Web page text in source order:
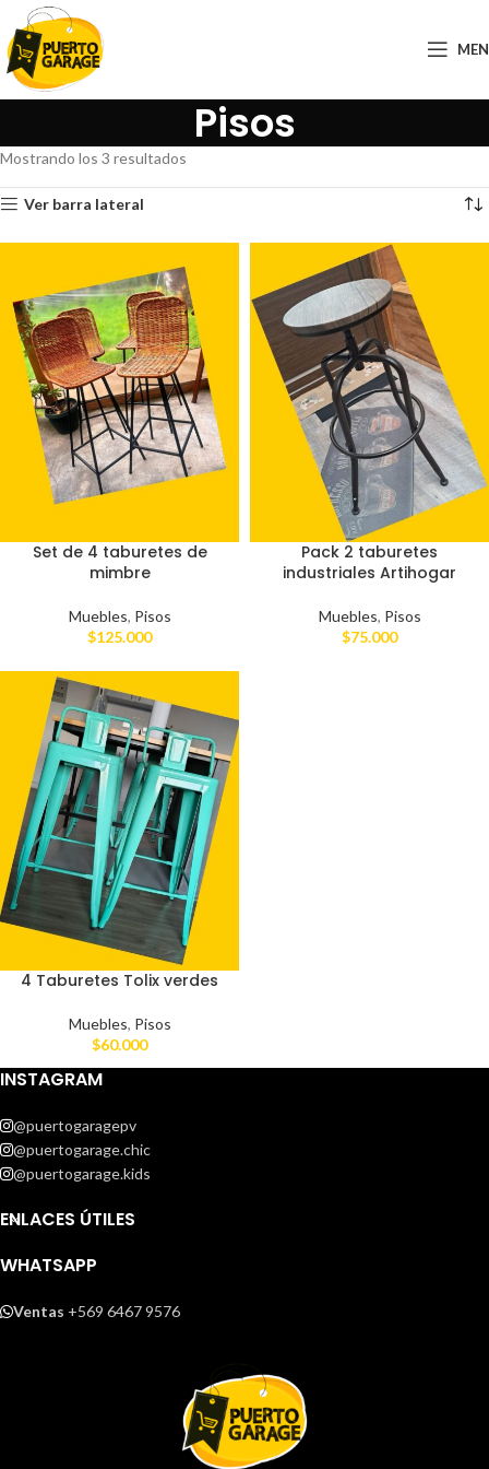
Pisos
Mostrando los 3 resultados
Ver barra lateral
Set de 4 taburetes de
mimbre
Muebles, Pisos
$125.000
Pack 2 taburetes
industriales Artihogar
Muebles, Pisos
$75.000
4 Taburetes Tolix verdes
Muebles, Pisos
$60.000
INSTAGRAM
@puertogaragepv
@puertogarage.chic
@puertogarage.kids
ENLACES ÚTILES
WHATSAPP
Ventas +569 6467 9576